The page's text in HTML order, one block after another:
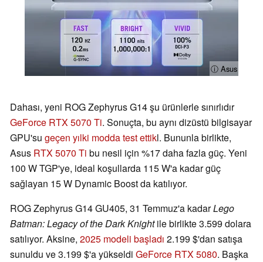
ⓘ Asus
Dahası, yeni ROG Zephyrus G14 şu ürünlerle sınırlıdır
GeForce RTX 5070 Ti. Sonuçta, bu aynı dizüstü bilgisayar
GPU'su geçen yılki modda test ettikl. Bununla birlikte,
Asus RTX 5070 Ti bu nesil için %17 daha fazla güç. Yeni
100 W TGP'ye, ideal koşullarda 115 W'a kadar güç
sağlayan 15 W Dynamic Boost da katılıyor.
ROG Zephyrus G14 GU405, 31 Temmuz'a kadarLego
Batman: Legacy of the Dark Knightile birlikte 3.599 dolara
satılıyor. Aksine, 2025 modeli başladı 2.199 $'dan satışa
sunuldu ve 3.199 $'a yükseldi GeForce RTX 5080. Başka